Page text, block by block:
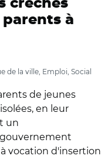
crèches
à
la ville, Emploi, Social
de jeunes
en leur
un
vocation d'insertion